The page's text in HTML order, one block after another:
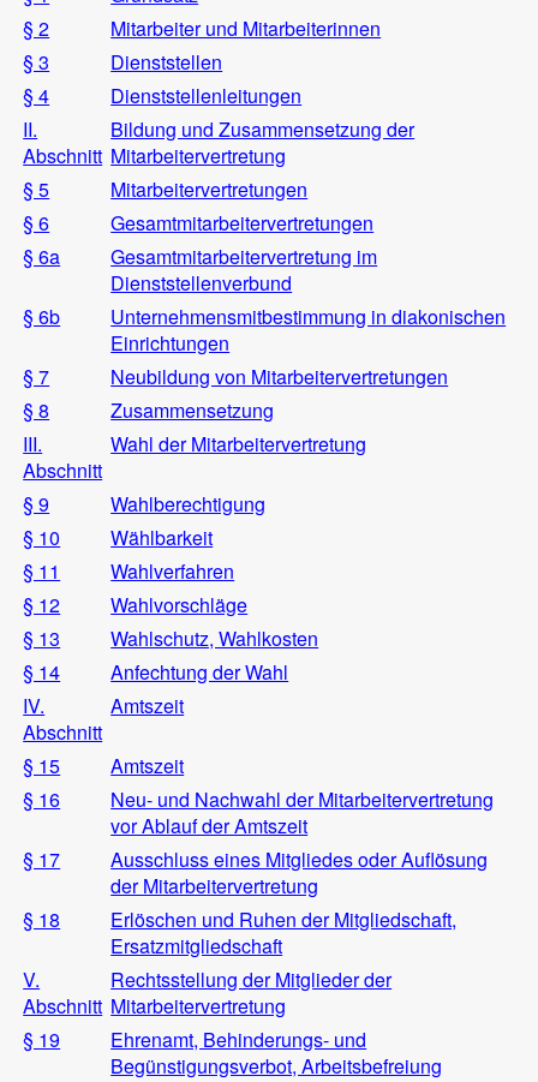
§ 2
Mitarbeiter und Mitarbeiterinnen
§ 3
Dienststellen
§ 4
Dienststellenleitungen
II.
Abschnitt
Bildung und Zusammensetzung der
Mitarbeitervertretung
§ 5
Mitarbeitervertretungen
§ 6
Gesamtmitarbeitervertretungen
§ 6a
Gesamtmitarbeitervertretung im
Dienststellenverbund
§ 6b
Unternehmensmitbestimmung in diakonischen
Einrichtungen
§ 7
Neubildung von Mitarbeitervertretungen
§ 8
Zusammensetzung
III.
Abschnitt
Wahl der Mitarbeitervertretung
§ 9
Wahlberechtigung
§ 10
Wählbarkeit
§ 11
Wahlverfahren
§ 12
Wahlvorschläge
§ 13
Wahlschutz, Wahlkosten
§ 14
Anfechtung der Wahl
IV.
Abschnitt
Amtszeit
§ 15
Amtszeit
§ 16
Neu- und Nachwahl der Mitarbeitervertretung
vor Ablauf der Amtszeit
§ 17
Ausschluss eines Mitgliedes oder Auflösung
der Mitarbeitervertretung
§ 18
Erlöschen und Ruhen der Mitgliedschaft,
Ersatzmitgliedschaft
V.
Abschnitt
Rechtsstellung der Mitglieder der
Mitarbeitervertretung
§ 19
Ehrenamt, Behinderungs- und
Begünstigungsverbot, Arbeitsbefreiung